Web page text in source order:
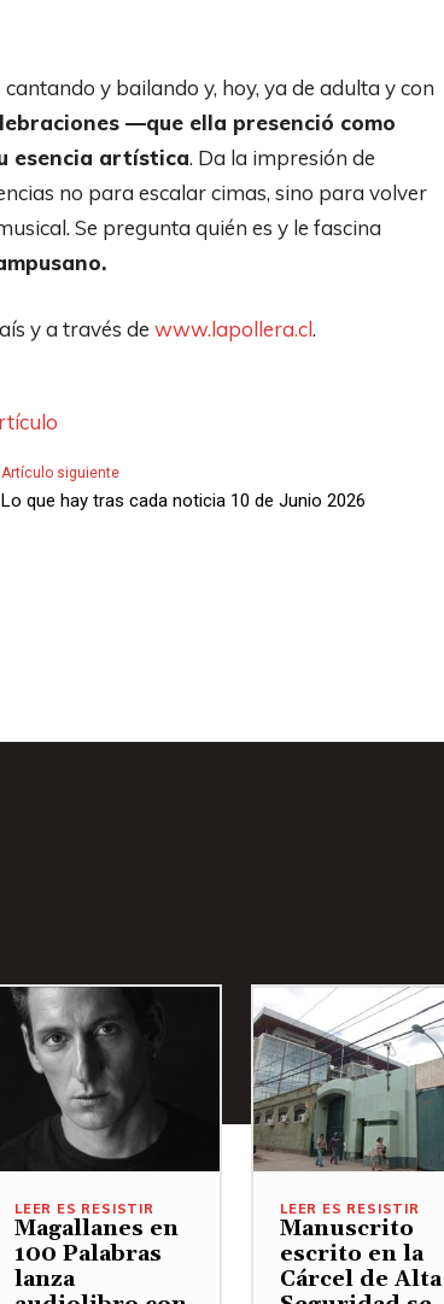
y bailando y, hoy, ya de adulta y con
—que ella presenció como
esencia artística. Da la impresión de
no para escalar cimas, sino para volver
Se pregunta quién es y le fascina
y a través de www.lapollera.cl.
Artículo siguiente
Lo que hay tras cada noticia 10 de Junio 2026
LEER ES RESISTIR
Magallanes en
100 Palabras
lanza
LEER ES RESISTIR
Manuscrito
escrito en la
Cárcel de Alta